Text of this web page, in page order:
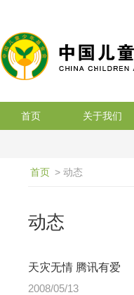
搜索
首页 关于我们
首页 > 动态
动态
天灾无情 腾讯有爱
2008/05/13